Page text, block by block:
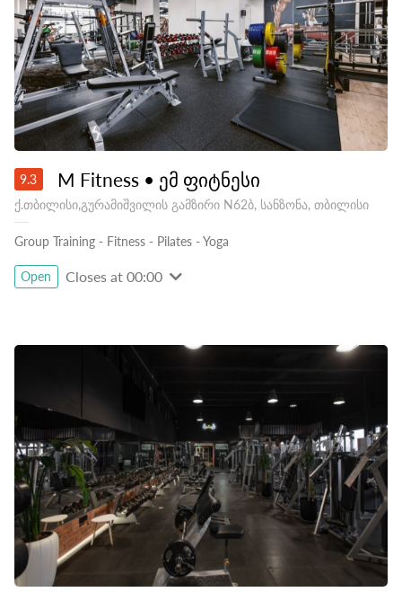
9.3 M Fitness • ემ ფიტნესი
ქ.თბილისი,გურამიშვილის გამზირი N62ბ, სანზონა, თბილისი
Group Training - Fitness - Pilates -Yoga
Open Closes at 00:00